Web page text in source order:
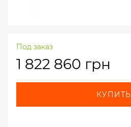
Под заказ
1 822 860 грн
КУПИТЬ